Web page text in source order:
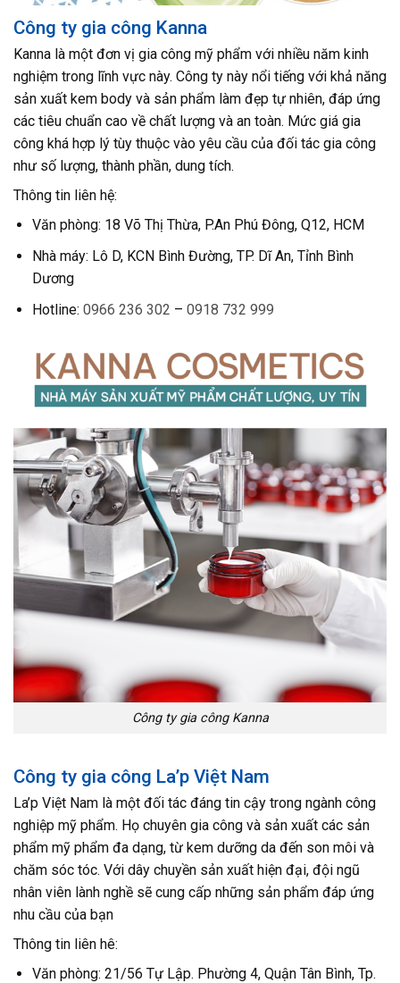
Công ty gia công Kanna
Kanna là một đơn vị gia công mỹ phẩm với nhiều năm kinh
nghiệm trong lĩnh vực này. Công ty này nổi tiếng với khả năng
sản xuất kem body và sản phẩm làm đẹp tự nhiên, đáp ứng
các tiêu chuẩn cao về chất lượng và an toàn. Mức giá gia
công khá hợp lý tùy thuộc vào yêu cầu của đối tác gia công
như số lượng, thành phần, dung tích.
Thông tin liên hệ:
Văn phòng: 18 Võ Thị Thừa, P.An Phú Đông, Q12, HCM
Nhà máy: Lô D, KCN Bình Đường, TP. Dĩ An, Tỉnh Bình
Dương
Hotline: 0966 236 302 – 0918 732 999
Công ty gia công Kanna
Công ty gia công La’p Việt Nam
La’p Việt Nam là một đối tác đáng tin cậy trong ngành công
nghiệp mỹ phẩm. Họ chuyên gia công và sản xuất các sản
phẩm mỹ phẩm đa dạng, từ kem dưỡng da đến son môi và
chăm sóc tóc. Với dây chuyền sản xuất hiện đại, đội ngũ
nhân viên lành nghề sẽ cung cấp những sản phẩm đáp ứng
nhu cầu của bạn
Thông tin liên hê:
Văn phòng: 21/56 Tự Lập. Phường 4, Quận Tân Bình, Tp.